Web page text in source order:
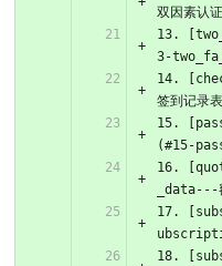
双因素认
13.
3-
14.
签到记录
15.
(#15-
16.
_data---
17.
18.